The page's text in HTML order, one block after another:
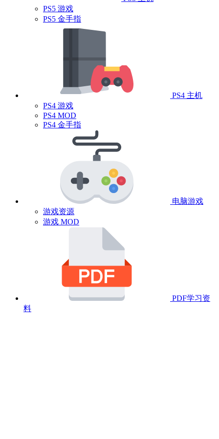
PS5 游戏
PS5 金手指
PS4 主机
PS4 游戏
PS4 MOD
PS4 金手指
电脑游戏
游戏资源
游戏 MOD
PDF学习资
料